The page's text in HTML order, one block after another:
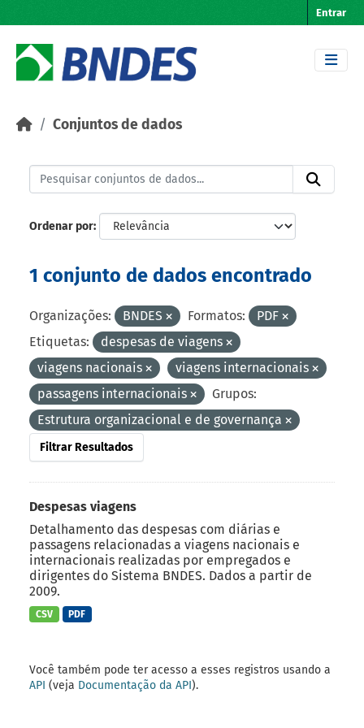
Entrar
Conjuntos de dados
Ordenar por
1 conjunto de dados encontrado
Organizações: BNDES Formatos:
PDF
Etiquetas:
despesas de viagens
viagens nacionais
viagens internacionais
passagens internacionais
Grupos:
Estrutura organizacional e de governança
Filtrar Resultados
Despesas viagens
Detalhamento das despesas com diárias e
passagens relacionadas a viagens nacionais e
internacionais realizadas por empregados e
dirigentes do Sistema BNDES. Dados a partir de
2009.
CSV PDF
Você também pode ter acesso a esses registros usando a
API (veja Documentação da API).